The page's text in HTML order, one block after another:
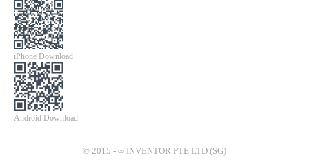
iPhone Download
Android Download
© 2015 - ∞ INVENTOR PTE LTD (SG)